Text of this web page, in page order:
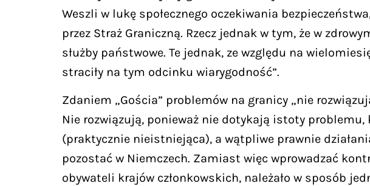
Weszli w lukę społecznego oczekiwania
przez Straż Graniczną. Rzecz jednak w tym, że w
służby państwowe. Te jednak, ze względu na
straciły na tym odcinku wiarygodność”.
Zdaniem „Gościa” problemów na granicy „nie
Nie rozwiązują, ponieważ nie dotykają istoty
(praktycznie nieistniejąca), a wątpliwe prawnie
pozostać w Niemczech. Zamiast więc wprowadzać
obywateli krajów członkowskich, należało w sposób